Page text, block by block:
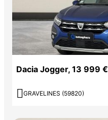
Dacia Jogger, 13 999 €
 GRAVELINES (59820)